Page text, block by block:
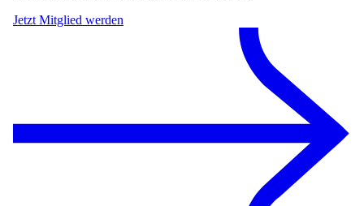
Jetzt Mitglied werden